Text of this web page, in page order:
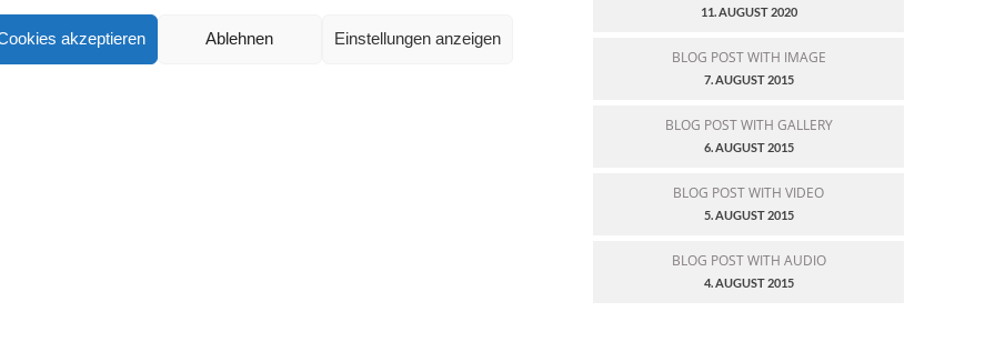
akzeptieren Ablehnen Einstellungen anzeigen
11. AUGUST 2020
BLOG POST WITH IMAGE
7. AUGUST 2015
BLOG POST WITH GALLERY
6. AUGUST 2015
BLOG POST WITH VIDEO
5. AUGUST 2015
BLOG POST WITH AUDIO
4. AUGUST 2015